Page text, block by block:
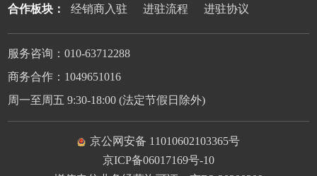
合作板块：
经销商入驻 进驻流程 进驻协议
服务咨询：010-63712288
商务合作：1049651016
周一至周五 9:30-18:00 (法定节假日除外)
京公网安备 11010602103365号
京ICP备06017169号-10